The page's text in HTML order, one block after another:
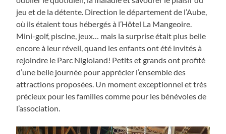
jeu et de la détente. Direction le département de l’Aube,
où ils étaient tous hébergés à l’Hôtel La Mangeoire.
Mini-golf, piscine, jeux… mais la surprise était plus belle
encore à leur réveil, quand les enfants ont été invités à
rejoindre le Parc Nigloland! Petits et grands ont profité
d’une belle journée pour apprécier l’ensemble des
attractions proposées. Un moment exceptionnel et très
précieux pour les familles comme pour les bénévoles de
l’association.